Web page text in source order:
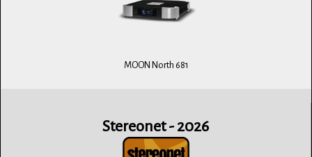
MOON North 681
Stereonet - 2026